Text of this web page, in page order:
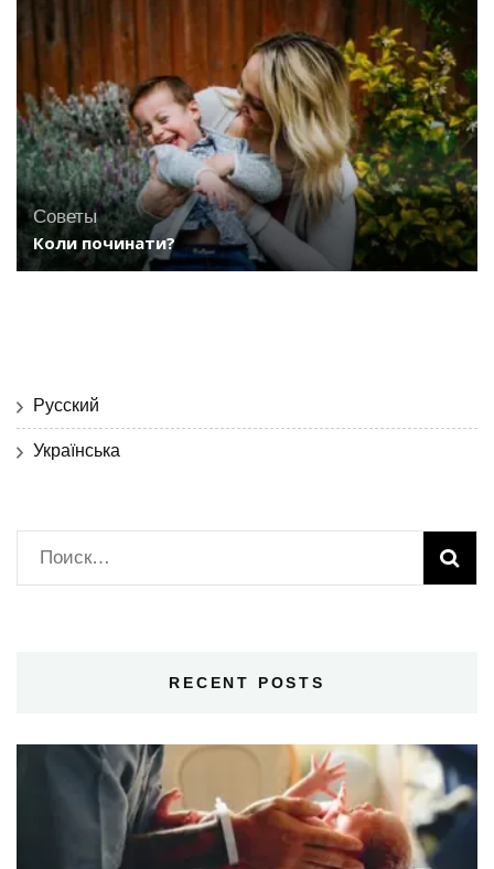
Советы
Коли починати?
Русский
Українська
Найти:
RECENT POSTS